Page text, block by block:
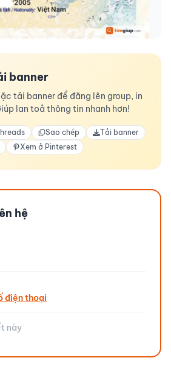
banner
tải banner để đăng lên group, in
lan toả thông tin nhanh hơn!
Sao chép
Tải banner
Xem ở Pinterest
hệ
điện thoại
này